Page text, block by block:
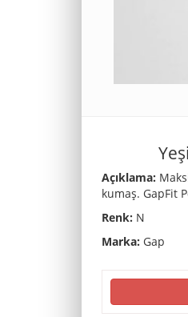
Açıklama:
kumaş. GapFit
Renk: N
Marka: Gap